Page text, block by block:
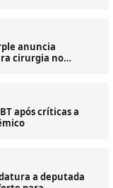
anuncia
cirurgia no
após críticas a
a deputada